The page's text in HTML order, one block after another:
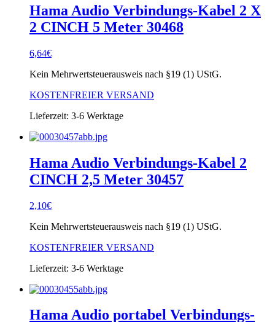
Hama Audio Verbindungs-Kabel 2 X
2 CINCH 5 Meter 30468
6,64€
Kein Mehrwertsteuerausweis nach §19 (1) UStG.
KOSTENFREIER VERSAND
Lieferzeit: 3-6 Werktage
Hama Audio Verbindungs-Kabel 2
CINCH 2,5 Meter 30457
2,10€
Kein Mehrwertsteuerausweis nach §19 (1) UStG.
KOSTENFREIER VERSAND
Lieferzeit: 3-6 Werktage
Hama Audio portabel Verbindungs-